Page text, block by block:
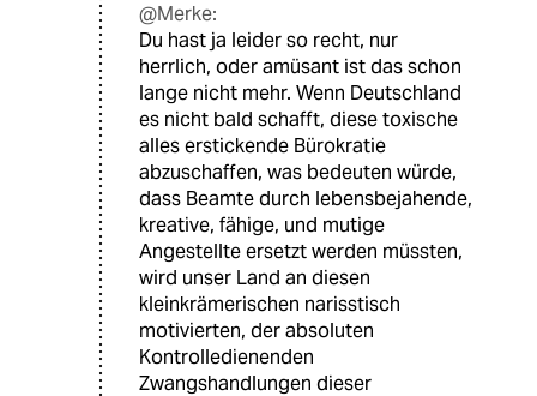
@Merke:
Du hast ja leider so recht, nur
herrlich, oder amüsant ist das schon
lange nicht mehr. Wenn Deutschland
es nicht bald schafft, diese toxische
alles erstickende Bürokratie
abzuschaffen, was bedeuten würde,
dass Beamte durch lebensbejahende,
kreative, fähige, und mutige
Angestellte ersetzt werden müssten,
wird unser Land an diesen
kleinkrämerischen narisstisch
motivierten, der absoluten
Kontrolledienenden
Zwangshandlungen dieser